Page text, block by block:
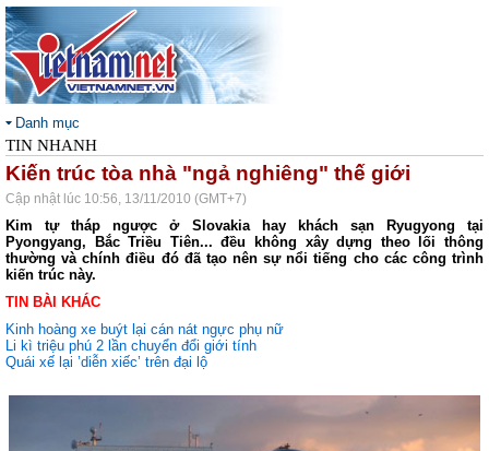
Danh mục
TIN NHANH
Kiến trúc tòa nhà "ngả nghiêng" thế giới
Cập nhật lúc 10:56, 13/11/2010 (GMT+7)
Kim tự tháp ngược ở Slovakia hay khách sạn Ryugyong tại
Pyongyang, Bắc Triều Tiên... đều không xây dựng theo lối thông
thường và chính điều đó đã tạo nên sự nổi tiếng cho các công trình
kiến trúc này.
TIN BÀI KHÁC
Kinh hoàng xe buýt lại cán nát ngực phụ nữ
Li kì triệu phú 2 lần chuyển đổi giới tính
Quái xế lại ’diễn xiếc’ trên đại lộ